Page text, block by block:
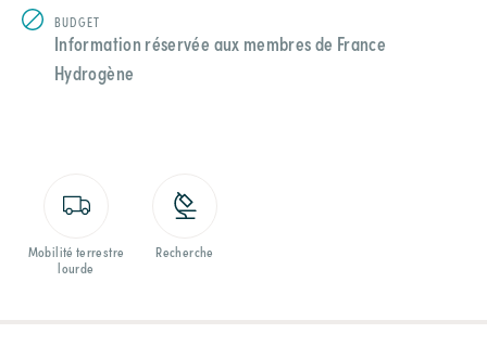
BUDGET
Information réservée aux membres de France
Hydrogène
Mobilité terrestre
lourde
Recherche